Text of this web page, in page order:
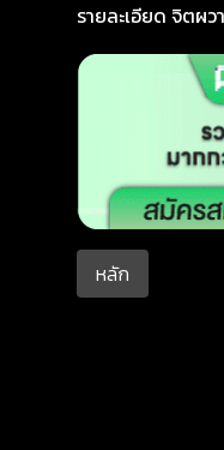
รายละเอียด จิตผว
หลัก